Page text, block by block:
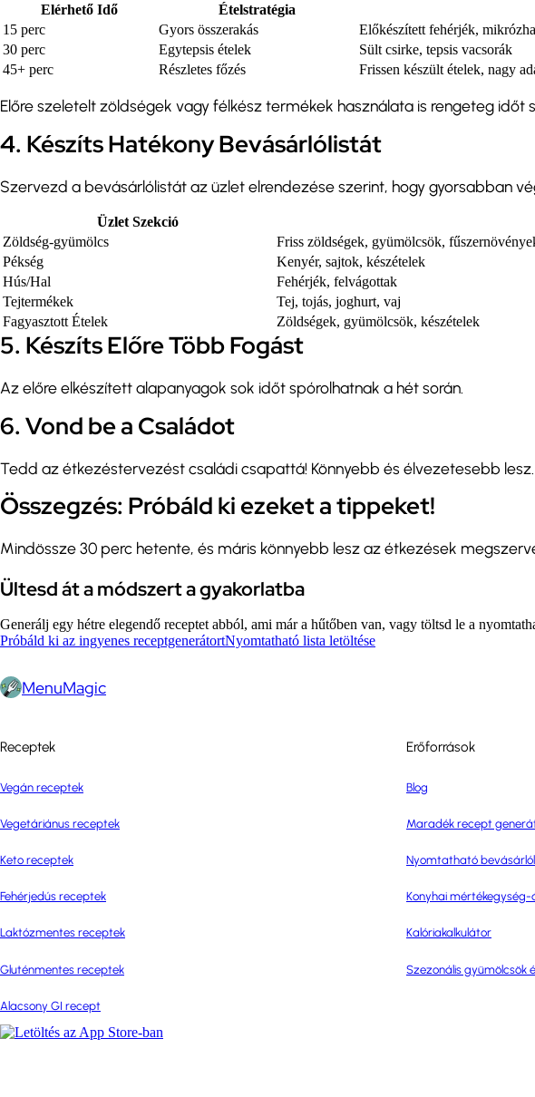
Elérhető Idő Ételstratégia
15 perc
Gyors összerakás
Előkészített fehérjék,
30 perc
Egytepsis ételek
Sült csirke, tepsis vacsorák
45+ perc
Részletes főzés Frissen készült ételek, nagy
Előre szeletelt zöldségek vagy félkész termékek használata is rengeteg időt
4. Készíts Hatékony Bevásárlólistát
Szervezd a bevásárlólistát az üzlet elrendezése szerint, hogy gyorsabban
Üzlet Szekció
Zöldség-gyümölcs
Friss zöldségek, gyümölcsök,
Pékség
Kenyér, sajtok, készételek
Hús/Hal
Fehérjék, felvágottak
Tejtermékek
Tej, tojás, joghurt, vaj
Fagyasztott Ételek
Zöldségek, gyümölcsök, készételek
5. Készíts Előre Több Fogást
Az előre elkészített alapanyagok sok időt spórolhatnak a hét során.
6. Vond be a Családot
Tedd az étkezéstervezést családi csapattá! Könnyebb és élvezetesebb lesz.
Összegzés: Próbáld ki ezeket a tippeket!
Mindössze 30 perc hetente, és máris könnyebb lesz az étkezések
Ültesd át a módszert a gyakorlatba
Generálj egy hétre elegendő receptet abból, ami már a hűtőben van, vagy töltsd le a
Próbáld ki az ingyenes receptgenerátortNyomtatható lista letöltése
MenuMagic
Receptek
Vegán receptek
Vegetáriánus receptek
Keto receptek
Fehérjedús receptek
Laktózmentes receptek
Gluténmentes receptek
Alacsony GI recept
Erőforrások
Blog
Maradék recept
Nyomtatható
Konyhai
Kalóriakalkulátor
Szezonális gyümölcsök